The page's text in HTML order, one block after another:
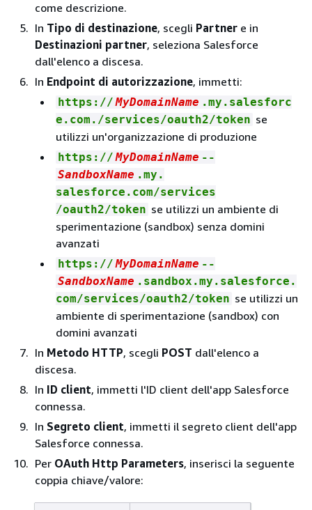
come descrizione.
In Tipo di destinazione, scegli Partner e in
Destinazioni partner, seleziona Salesforce
dall'elenco a discesa.
In Endpoint di autorizzazione, immetti:
https:// MyDomainName .my.salesforc
e.com./services/oauth2/token se
utilizzi un'organizzazione di produzione
https:// MyDomainName --
SandboxName .my.
salesforce.com/services
/oauth2/token se utilizzi un ambiente di
sperimentazione (sandbox) senza domini
avanzati
https:// MyDomainName --
SandboxName .sandbox.my.salesforce.
com/services/oauth2/token se utilizzi un
ambiente di sperimentazione (sandbox) con
domini avanzati
In Metodo HTTP, scegli POST dall'elenco a
discesa.
In ID client, immetti l'ID client dell'app Salesforce
connessa.
In Segreto client, immetti il segreto client dell'app
Salesforce connessa.
Per OAuth Http Parameters, inserisci la seguente
coppia chiave/valore: